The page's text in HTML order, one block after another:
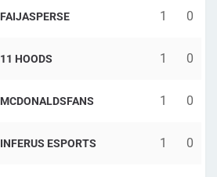
FAIJASPERSE 1 0
11 HOODS 1 0
MCDONALDSFANS 1 0
INFERUS ESPORTS 1 0